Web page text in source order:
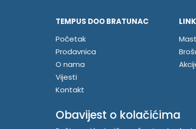
TEMPUS DOO BRATUNAC
Početak
Prodavnica
O nama
Vijesti
Kontakt
Prijavite se
Obavijest o kolačićima